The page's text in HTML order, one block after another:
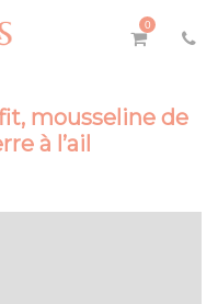
0
mousseline de
à l’ail